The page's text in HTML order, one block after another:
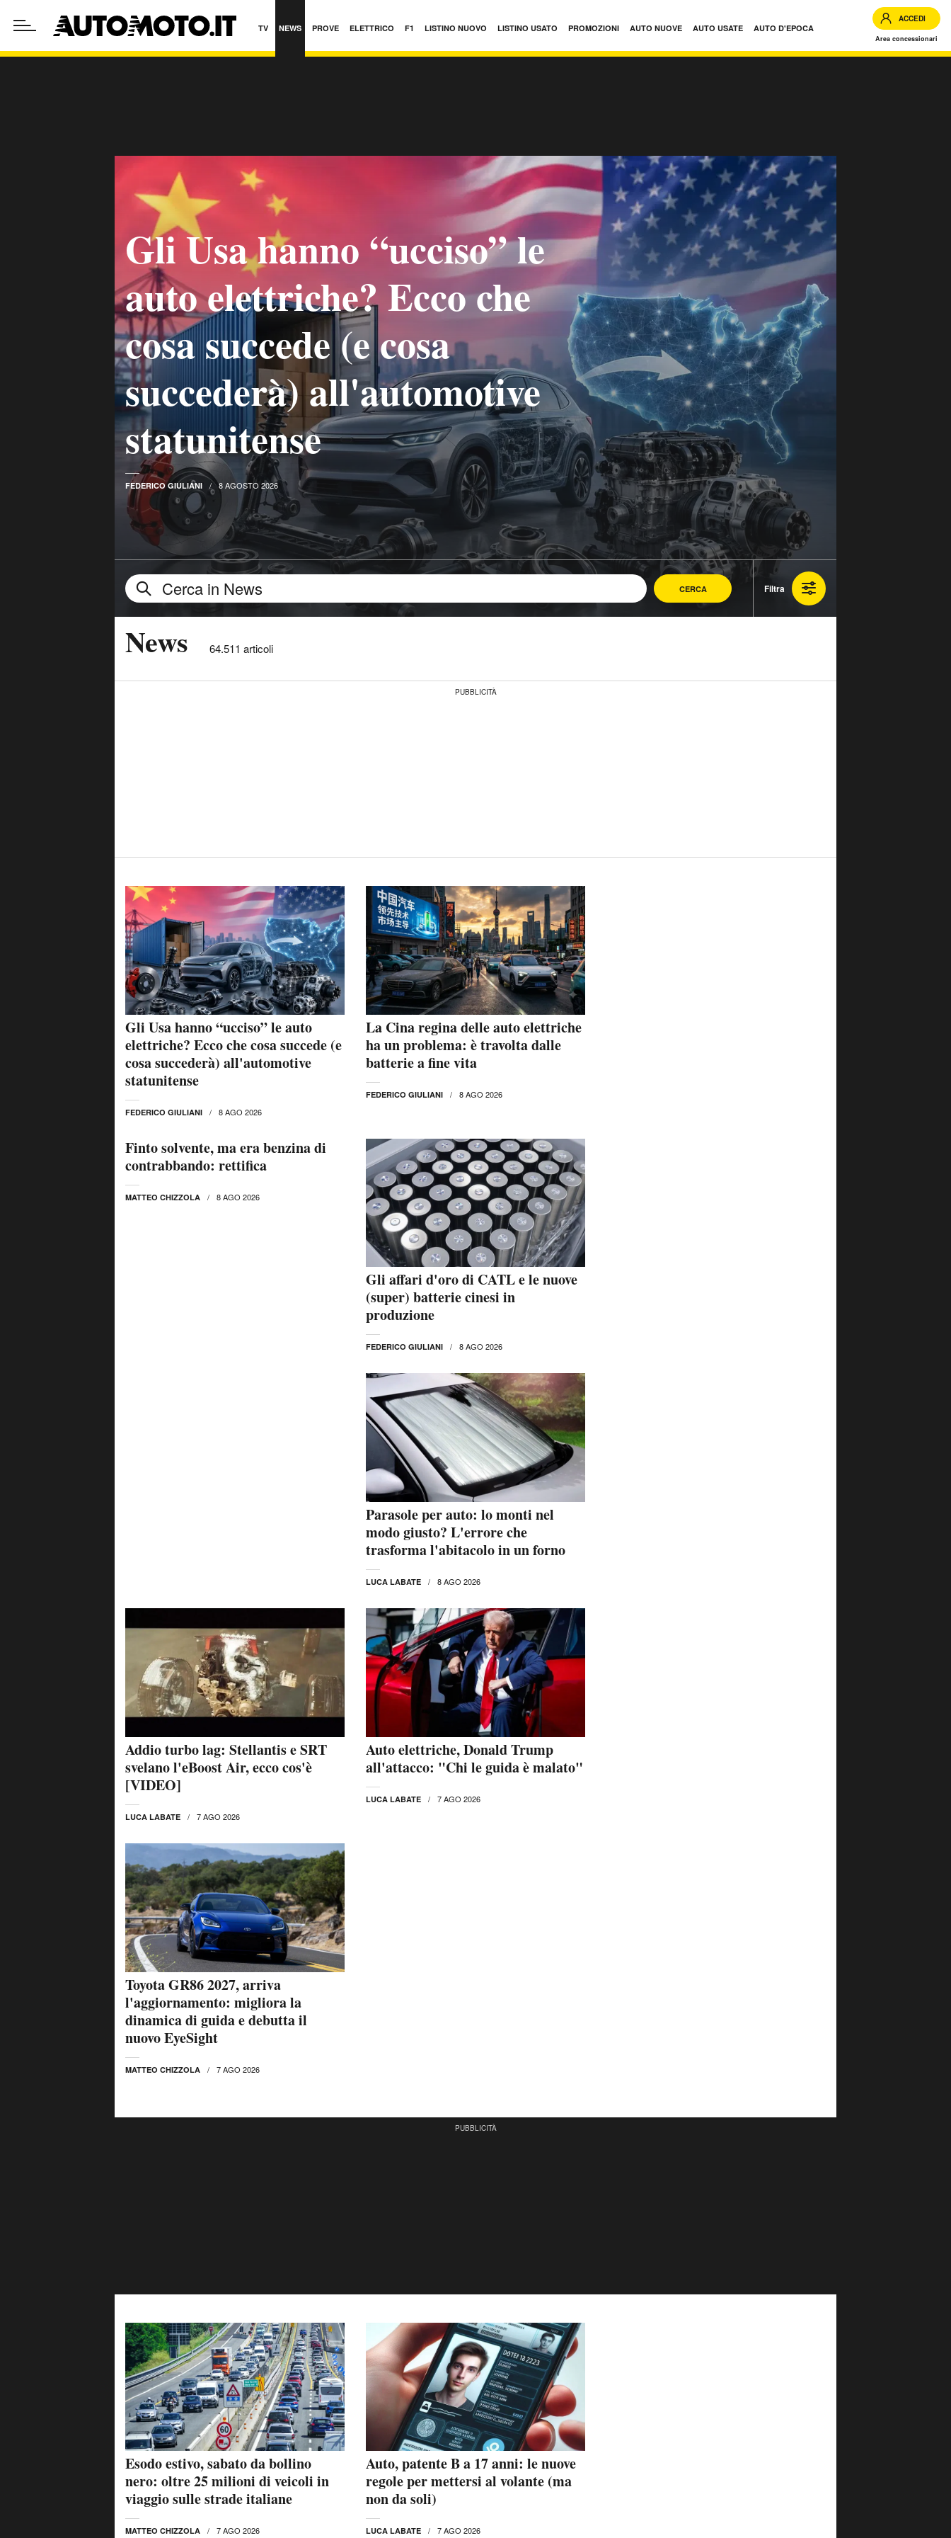
TV NEWS PROVE ELETTRICO F1 LISTINO NUOVO LISTINO USATO PROMOZIONI AUTO NUOVE AUTO USATE AUTO D'EPOCA
ACCEDI
Area concessionari
Gli Usa hanno “ucciso” le
auto elettriche? Ecco che
cosa succede (e cosa
succederà) all'automotive
statunitense
FEDERICO GIULIANI 8 AGOSTO 2026
CERCA Filtra
News 64.511 articoli
PUBBLICITÀ
Gli Usa hanno “ucciso” le auto
elettriche? Ecco che cosa succede (e
cosa succederà) all'automotive
statunitense
FEDERICO GIULIANI 8 AGO 2026
La Cina regina delle auto elettriche
ha un problema: è travolta dalle
batterie a fine vita
FEDERICO GIULIANI 8 AGO 2026
Finto solvente, ma era benzina di
contrabbando: rettifica
MATTEO CHIZZOLA 8 AGO 2026
Gli affari d'oro di CATL e le nuove
(super) batterie cinesi in
produzione
FEDERICO GIULIANI 8 AGO 2026
Parasole per auto: lo monti nel
modo giusto? L'errore che
trasforma l'abitacolo in un forno
LUCA LABATE 8 AGO 2026
Addio turbo lag: Stellantis e SRT
svelano l'eBoost Air, ecco cos'è
[VIDEO]
LUCA LABATE 7 AGO 2026
Auto elettriche, Donald Trump
all'attacco: "Chi le guida è malato"
LUCA LABATE 7 AGO 2026
Toyota GR86 2027, arriva
l'aggiornamento: migliora la
dinamica di guida e debutta il
nuovo EyeSight
MATTEO CHIZZOLA 7 AGO 2026
PUBBLICITÀ
Esodo estivo, sabato da bollino
nero: oltre 25 milioni di veicoli in
viaggio sulle strade italiane
MATTEO CHIZZOLA 7 AGO 2026
Auto, patente B a 17 anni: le nuove
regole per mettersi al volante (ma
non da soli)
LUCA LABATE 7 AGO 2026